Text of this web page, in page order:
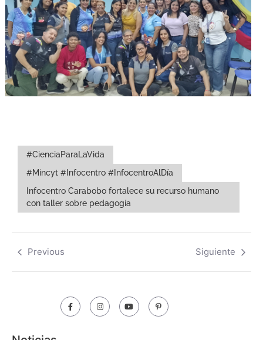
#CienciaParaLaVida
#Mincyt #Infocentro #InfocentroAlDía
Infocentro Carabobo fortalece su recurso humano
con taller sobre pedagogía
Previous Siguiente